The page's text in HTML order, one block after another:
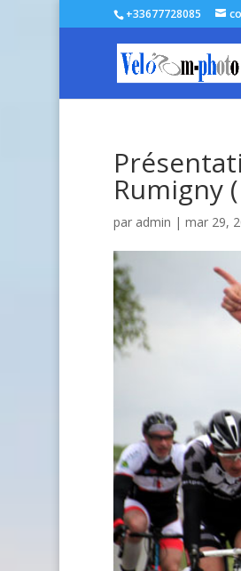
+33677728085
Rumigny
par admin | mar 29,